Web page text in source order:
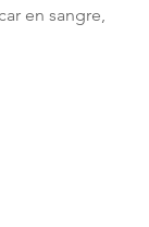
en sangre,